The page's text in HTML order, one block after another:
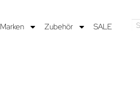
Marken Zubehör SALE